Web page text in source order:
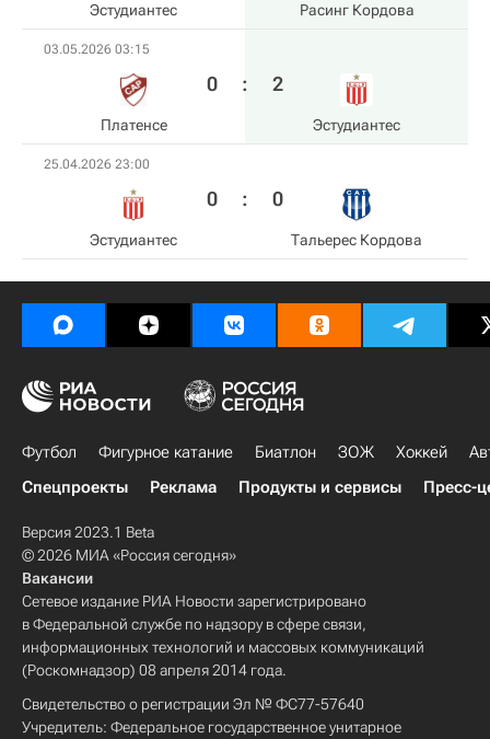
Эстудиантес Расинг Кордова
03.05.2026 03:15
Платенсе
0 : 2
Эстудиантес
25.04.2026 23:00
Эстудиантес
0 : 0
Тальерес Кордова
Футбол Фигурное катание Биатлон ЗОЖ Хоккей
Спецпроекты
Реклама Продукты и сервисы Пресс-
Версия 2023.1 Beta
© 2026 МИА «Россия сегодня»
Вакансии
Сетевое издание РИА Новости зарегистрировано
в Федеральной службе по надзору в сфере связи,
информационных технологий и массовых коммуникаций
(Роскомнадзор) 08 апреля 2014 года.
Свидетельство о регистрации Эл № ФС77-57640
Учредитель: Федеральное государственное унитарное